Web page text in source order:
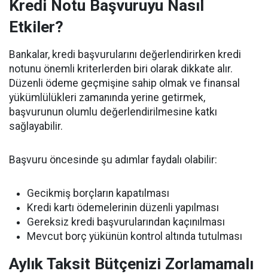
Kredi Notu Başvuruyu Nasıl
Etkiler?
Bankalar, kredi başvurularını değerlendirirken kredi
notunu önemli kriterlerden biri olarak dikkate alır.
Düzenli ödeme geçmişine sahip olmak ve finansal
yükümlülükleri zamanında yerine getirmek,
başvurunun olumlu değerlendirilmesine katkı
sağlayabilir.
Başvuru öncesinde şu adımlar faydalı olabilir:
Gecikmiş borçların kapatılması
Kredi kartı ödemelerinin düzenli yapılması
Gereksiz kredi başvurularından kaçınılması
Mevcut borç yükünün kontrol altında tutulması
Aylık Taksit Bütçenizi Zorlamamalı